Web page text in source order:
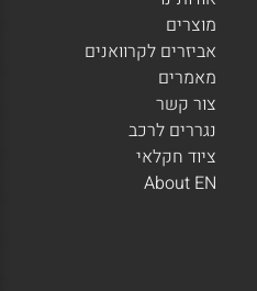
מוצרים
אביזרים לקרוואנים
מאמרים
צור קשר
נגררים לרכב
ציוד חקלאי
About EN